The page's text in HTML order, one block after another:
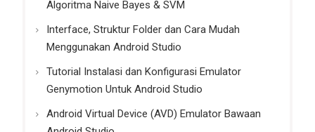
Algoritma Naive Bayes & SVM
Interface, Struktur Folder dan Cara Mudah
Menggunakan Android Studio
Tutorial Instalasi dan Konfigurasi Emulator
Genymotion Untuk Android Studio
Android Virtual Device (AVD) Emulator Bawaan